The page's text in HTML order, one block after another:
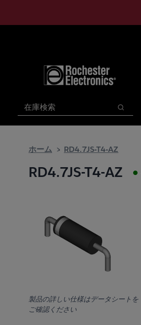
検索
検索
ホーム RD4.7JS-T4-AZ
RD4.7JS-T4-AZ
製品の詳しい仕様はデータシートを
ご確認ください